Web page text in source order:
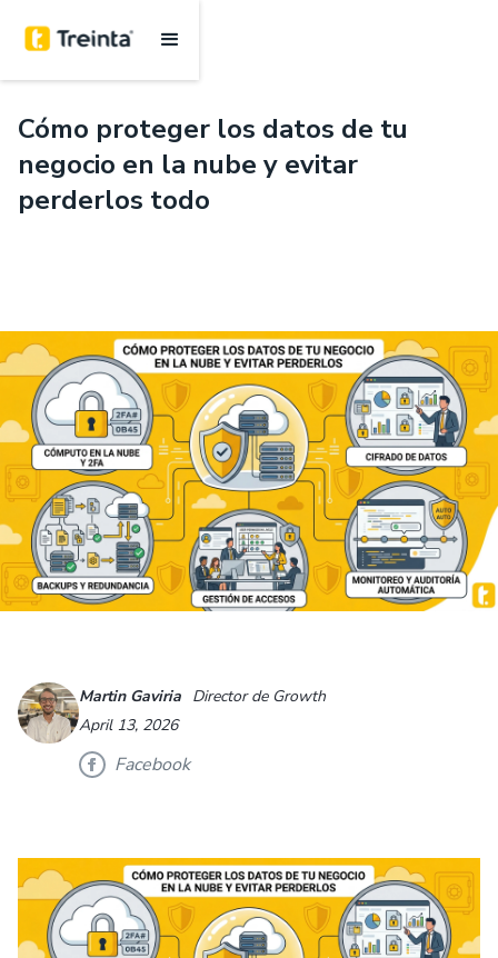
Cómo proteger los datos de tu
negocio en la nube y evitar
perderlos todo
Martin Gaviria Director de Growth
April 13, 2026
Facebook